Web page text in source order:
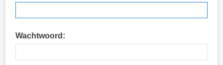
Wachtwoord: